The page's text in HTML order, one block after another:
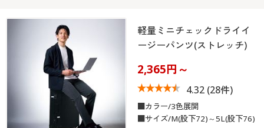
軽量ミニチェックドライイ
ージーパンツ(ストレッチ)
2,365円～
4.32(28件)
■カラー/3色展開
■サイズ/M(股下72)～5L(股下76)